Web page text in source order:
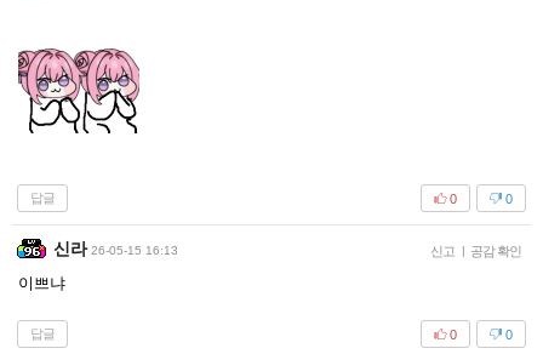
답글 0
0
신라 26-05-15 16:13 신고 | 공감 확인
이쁘냐
답글 0
0